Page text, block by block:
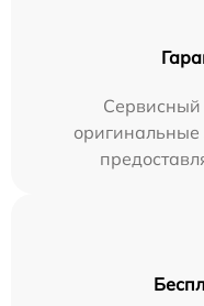
Сервисный
оригинальные